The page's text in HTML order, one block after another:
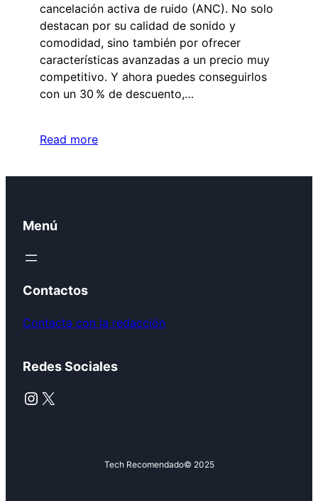
cancelación activa de ruido (ANC). No solo
destacan por su calidad de sonido y
comodidad, sino también por ofrecer
características avanzadas a un precio muy
competitivo. Y ahora puedes conseguirlos
con un 30 % de descuento,…
Read more
Menú
Contactos
Contacta con la redacción
Redes Sociales
Instagram X
Tech Recomendado© 2025